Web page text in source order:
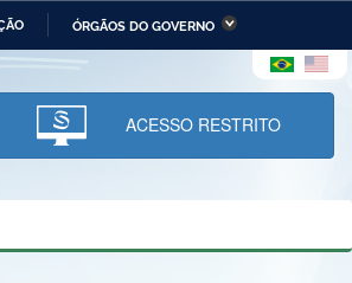
ÓRGÃOS DO GOVERNO
Ministério da Infraestrutura
Ministério da Ciência,
Tecnologia, Inovações e
Comunicações
ACESSO RESTRITO